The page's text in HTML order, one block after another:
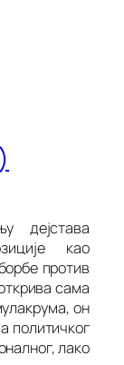
дејстава
као
против
сама
он
политичког
лако